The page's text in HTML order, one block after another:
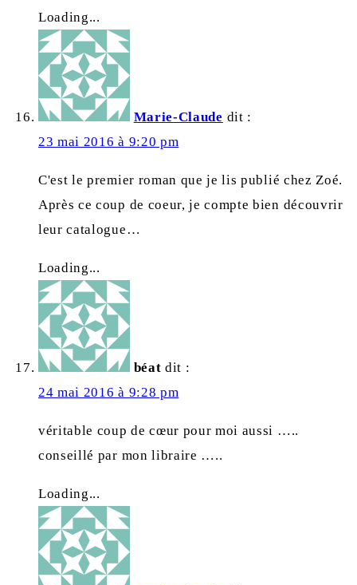
Loading...
Marie-Claude dit :
23 mai 2016 à 9:20 pm
C'est le premier roman que je lis publié chez Zoé.
Après ce coup de coeur, je compte bien découvrir
leur catalogue…
Loading...
béat dit :
24 mai 2016 à 9:28 pm
véritable coup de cœur pour moi aussi …..
conseillé par mon libraire …..
Loading...